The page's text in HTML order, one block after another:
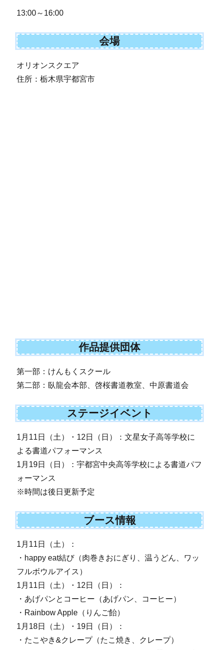
13:00～16:00
会場
オリオンスクエア
住所：栃木県宇都宮市
作品提供団体
第一部：けんもくスクール
第二部：臥龍会本部、啓桜書道教室、中原書道会
ステージイベント
1月11日（土）・12日（日）：文星女子高等学校に
よる書道パフォーマンス
1月19日（日）：宇都宮中央高等学校による書道パフ
ォーマンス
※時間は後日更新予定
ブース情報
1月11日（土）：
・happy eat結び（肉巻きおにぎり、温うどん、ワッ
フルボウルアイス）
1月11日（土）・12日（日）：
・あげパンとコーヒー（あげパン、コーヒー）
・Rainbow Apple（りんご飴）
1月18日（土）・19日（日）：
・たこやき&クレープ（たこ焼き、クレープ）